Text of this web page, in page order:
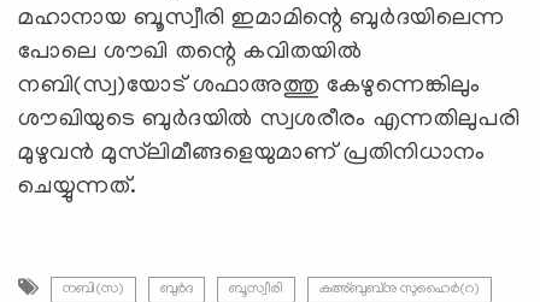
മഹാനായ ബൂസ്വീരി ഇമാമിന്റെ ബുര്‍ദയിലെന്ന
പോലെ ശൗഖി തന്റെ കവിതയില്‍
നബി(സ്വ)യോട് ശഫാഅത്തു കേഴുന്നെങ്കിലും
ശൗഖിയുടെ ബുര്‍ദയില്‍ സ്വശരീരം എന്നതിലുപരി
മുഴുവന്‍ മുസ്‌ലിമീങ്ങളെയുമാണ് പ്രതിനിധാനം
ചെയ്യുന്നത്.
നബി(സ) ബുര്‍ദ ബൂസ്വീരി കഅ്ബുബ്‌നു സുഹൈര്‍(റ)